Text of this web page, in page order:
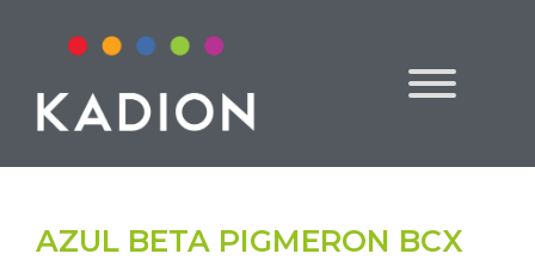
AZUL BETA PIGMERON BCX